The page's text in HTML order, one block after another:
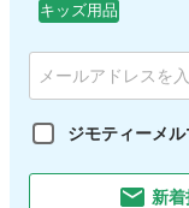
キッズ用品
ジモティーメ
新